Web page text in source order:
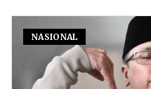
NASIONAL